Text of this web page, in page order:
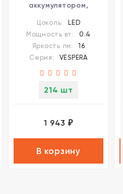
аккумулятором,
быстросъемный (на
магнитах) для лестниц
Novotech LED 0.4W
3000К 1000mAh Li-ion,
5V VESPERA
Цоколь:
LED
Мощность вт:
0.4
Яркость лм:
16
Серия:
VESPERA
214 шт
1 943 ₽
В корзину